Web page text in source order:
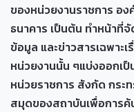
ของหน่วยงานราชการ อ
ธนาคาร เป็นต้น ทำหน้าที่
ข้อมูล และข่าวสารเฉพาะ
หน่วยงานนั้น ๆแบ่งออกเ
หน่วยราชการ สังกัด กระ
สมุดของสถาบันเพื่อการ